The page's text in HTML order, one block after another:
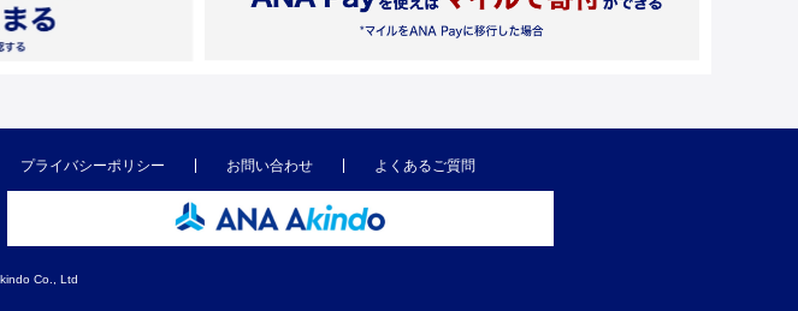
プライバシーポリシー お問い合わせ よくあるご質問
Co., Ltd